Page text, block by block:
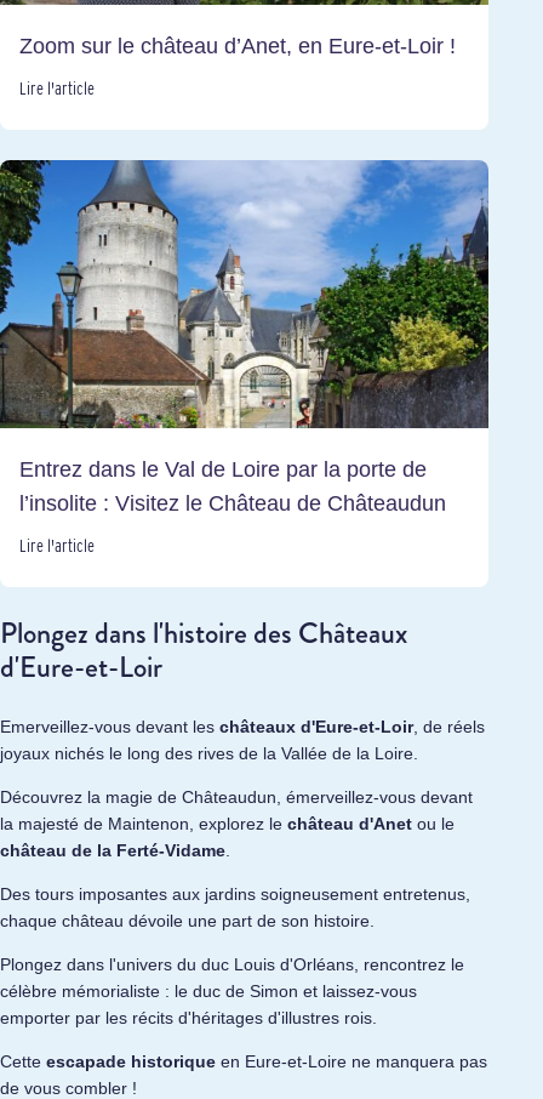
Zoom sur le château d’Anet, en Eure-et-Loir !
Lire l'article
Entrez dans le Val de Loire par la porte de
l’insolite : Visitez le Château de Châteaudun
Lire l'article
Plongez dans l'histoire des Châteaux
d'Eure-et-Loir
Emerveillez-vous devant les châteaux d'Eure-et-Loir, de réels
joyaux nichés le long des rives de la Vallée de la Loire.
Découvrez la magie de Châteaudun, émerveillez-vous devant
la majesté de Maintenon, explorez le château d'Anet ou le
château de la Ferté-Vidame
Des tours imposantes aux jardins soigneusement entretenus,
chaque château dévoile une part de son histoire.
Plongez dans l'univers du duc Louis d'Orléans, rencontrez le
célèbre mémorialiste : le duc de Simon et laissez-vous
emporter par les récits d'héritages d'illustres rois.
Cette escapade historique en Eure-et-Loire ne manquera pas
de vous combler !